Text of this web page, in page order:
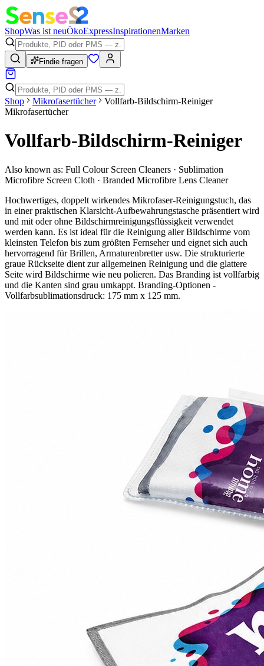
ShopWas ist neuÖkoExpressInspirationenMarken
Findie fragen
Shop Mikrofasertücher
Vollfarb-Bildschirm-Reiniger
Mikrofasertücher
Vollfarb-Bildschirm-Reiniger
Also known as: Full Colour Screen Cleaners · Sublimation
Microfibre Screen Cloth · Branded Microfibre Lens Cleaner
Hochwertiges, doppelt wirkendes Mikrofaser-Reinigungstuch, das
in einer praktischen Klarsicht-Aufbewahrungstasche präsentiert wird
und mit oder ohne Bildschirmreinigungsflüssigkeit verwendet
werden kann. Es ist ideal für die Reinigung aller Bildschirme vom
kleinsten Telefon bis zum größten Fernseher und eignet sich auch
hervorragend für Brillen, Armaturenbretter usw. Die strukturierte
graue Rückseite dient zur allgemeinen Reinigung und die glattere
Seite wird Bildschirme wie neu polieren. Das Branding ist vollfarbig
und die Kanten sind grau umkappt. Branding-Optionen -
Vollfarbsublimationsdruck: 175 mm x 125 mm.